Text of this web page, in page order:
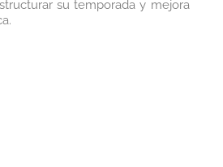
su temporada y mejora